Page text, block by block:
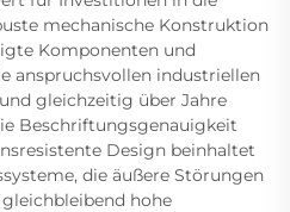
mechanische Konstruktion
Komponenten und
anspruchsvollen industriellen
gleichzeitig über Jahre
Beschriftungsgenauigkeit
Design beinhaltet
die äußere Störungen
hohe